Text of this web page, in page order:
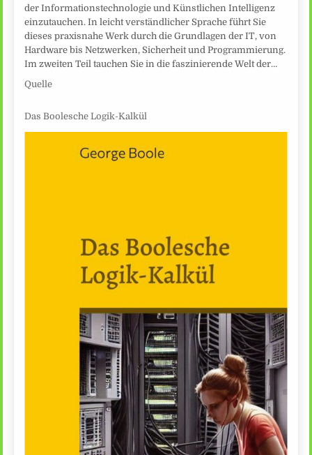
der Informationstechnologie und Künstlichen Intelligenz
einzutauchen. In leicht verständlicher Sprache führt Sie
dieses praxisnahe Werk durch die Grundlagen der IT, von
Hardware bis Netzwerken, Sicherheit und Programmierung.
Im zweiten Teil tauchen Sie in die faszinierende Welt der…
Quelle
Das Boolesche Logik-Kalkül